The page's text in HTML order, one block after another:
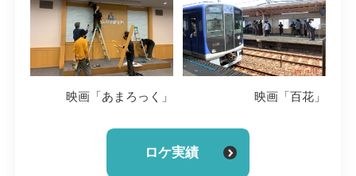
映画「あまろっく」 映画「百花」
ロケ実績